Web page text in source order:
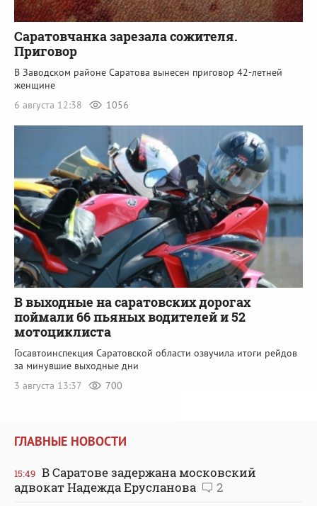
Саратовчанка зарезала сожителя.
Приговор
В Заводском районе Саратова вынесен приговор 42-летней
женщине
6 августа 12:38
1056
В выходные на саратовских дорогах
поймали 66 пьяных водителей и 52
мотоциклиста
Госавтоинспекция Саратовской области озвучила итоги рейдов
за минувшие выходные дни
3 августа 13:37
700
ГЛАВНЫЕ НОВОСТИ
15:49 В Саратове задержана московский
адвокат Надежда Ерусланова
2